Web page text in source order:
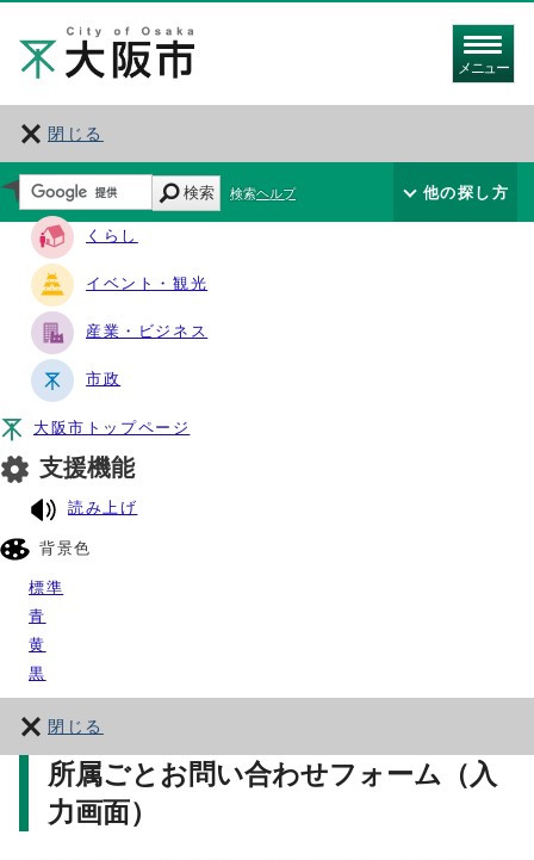
メニュー
閉じる
サイト・ナビ
くらし
イベント・観光
産業・ビジネス
市政
大阪市トップページ
支援機能
読み上げ
背景色
標準
青
黄
黒
閉じる
検索 検索ヘルプ 他の探し方
所属ごとお問い合わせフォーム（入
力画面）